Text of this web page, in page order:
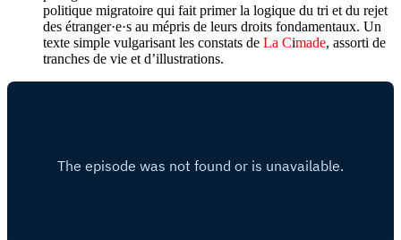
politique migratoire qui fait primer la logique du tri et du rejet
des étranger·e·s au mépris de leurs droits fondamentaux. Un
texte simple vulgarisant les constats de La Cimade, assorti de
tranches de vie et d’illustrations.